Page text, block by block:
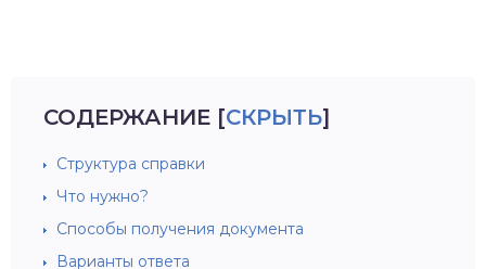
СОДЕРЖАНИЕ [СКРЫТЬ]
Структура справки
Что нужно?
Способы получения документа
Варианты ответа